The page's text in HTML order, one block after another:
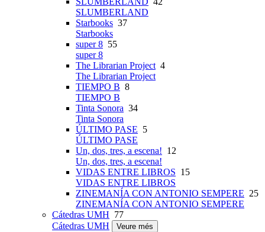
SLUMBERLAND
Starbooks 37
Starbooks
super 8 55
super 8
The Librarian Project4
The Librarian Project
TIEMPO B 8
TIEMPO B
Tinta Sonora 34
Tinta Sonora
ÚLTIMO PASE 5
ÚLTIMO PASE
Un, dos, tres, a escena! 12
Un, dos, tres, a escena!
VIDAS ENTRE LIBROS 15
VIDAS ENTRE LIBROS
ZINEMANÍA CON ANTONIO SEMPERE 25
ZINEMANÍA CON ANTONIO SEMPERE
Cátedras UMH 77
Cátedras UMH
Veure més